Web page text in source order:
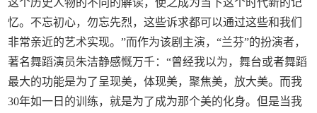
忆。不忘初心，勿忘先烈，这些诉求都可以通过这些和我们
非常亲近的艺术实现。”而作为该剧主演，“兰芬”的扮演者，
著名舞蹈演员朱洁静感慨万千：“曾经我以为，舞台或者舞蹈
最大的功能是为了呈现美，体现美，聚焦美，放大美。而我
30年如一日的训练，就是为了成为那个美的化身。但是当我